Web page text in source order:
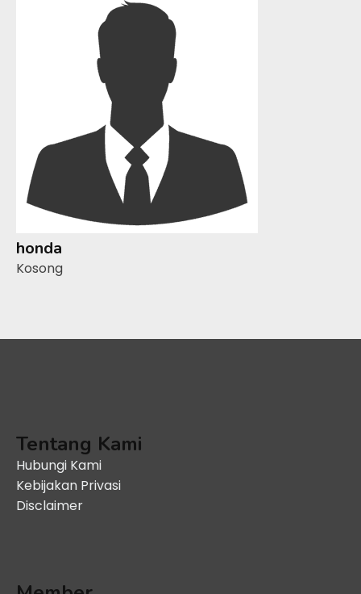
honda
Kosong
Tentang Kami
Hubungi Kami
Kebijakan Privasi
Disclaimer